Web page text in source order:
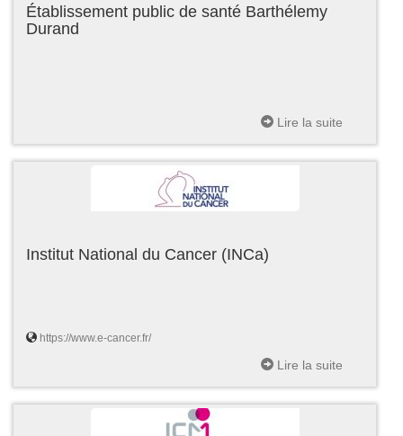
Établissement public de santé Barthélemy
Durand
Lire la suite
Institut National du Cancer (INCa)
https://www.e-cancer.fr/
Lire la suite